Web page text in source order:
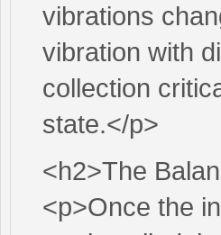
vibrations
vibration with
collection
state.</p>
<h2>The
<p>Once the